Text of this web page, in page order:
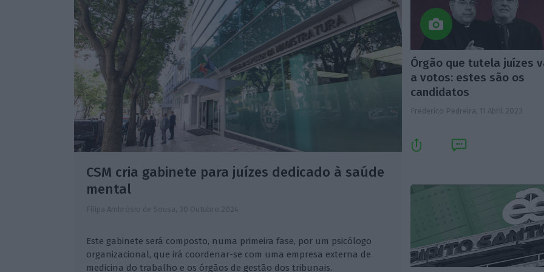
CSM cria gabinete para juízes dedicado à saúde
mental
Filipa Ambrósio de Sousa, 30 Outubro 2024
Este gabinete será composto, numa primeira fase, por um psicólogo
organizacional, que irá coordenar-se com uma empresa externa de
medicina do trabalho e os órgãos de gestão dos tribunais.
Órgão que tutela juízes
a votos: estes são os
candidatos
Frederico Pedreira, 11 Abril 2023